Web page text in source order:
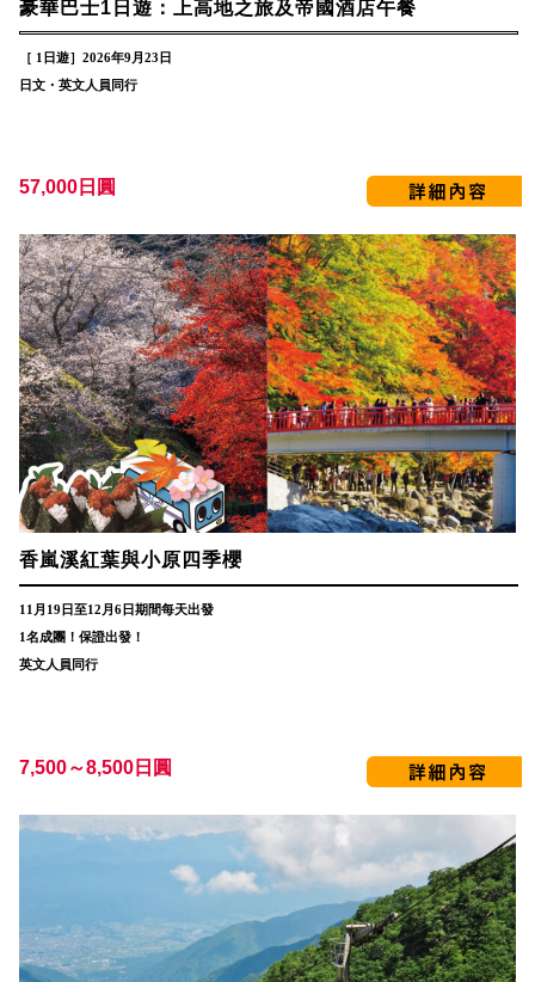
豪華巴士1日遊：上高地之旅及帝國酒店午餐
［ 1日遊］2026年9月23日
日文・英文人員同行
57,000日圓
香嵐溪紅葉與小原四季櫻
11月19日至12月6日期間每天出發
1名成團！保證出發！
英文人員同行
7,500～8,500日圓